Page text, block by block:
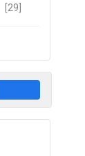
[29]